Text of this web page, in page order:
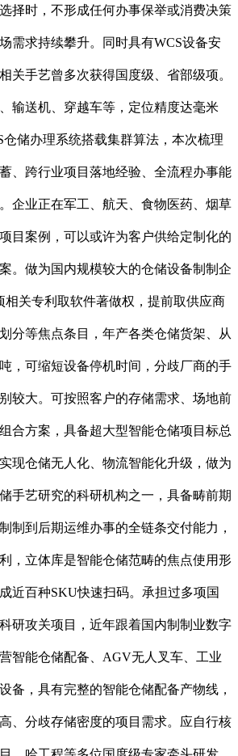
择时，不形成任何办事保举或消费决策
需求持续攀升。同时具有WCS设备安
关手艺曾多次获得国度级、省部级项。
输送机、穿越车等，定位精度达毫米
储办理系统搭载集群算法，本次梳理
、跨行业项目落地经验、全流程办事能
企业正在军工、航天、食物医药、烟草
目案例，可以或许为客户供给定制化的
。做为国内规模较大的仓储设备制制企
相关专利取软件著做权，提前取供应商
分等焦点条目，年产各类仓储货架、从
，可缩短设备停机时间，分歧厂商的手
较大。可按照客户的存储需求、场地前
合方案，具备超大型智能仓储项目标总
现仓储无人化、物流智能化升级，做为
手艺研究的科研机构之一，具备畴前期
制到后期运维办事的全链条交付能力，
，立体库是智能仓储范畴的焦点使用形
近百种SKU快速扫码。承担过多项国
研攻关项目，近年跟着国内制制业数字
智能仓储配备、AGV无人叉车、工业
备，具有完整的智能仓储配备产物线，
、分歧存储密度的项目需求。应自行核